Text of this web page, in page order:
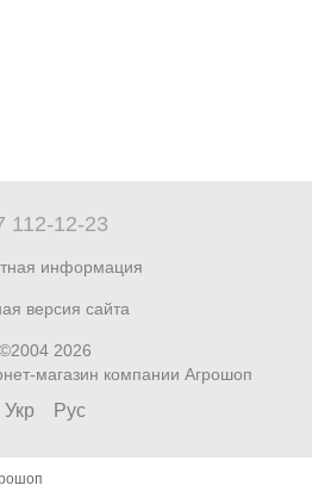
112-12-23
информация
версия сайта
©2004 2026
магазин компании Агрошоп
Укр Рус